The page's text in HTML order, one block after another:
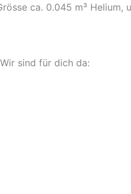
ca. 0.045 m³
sind für dich da: